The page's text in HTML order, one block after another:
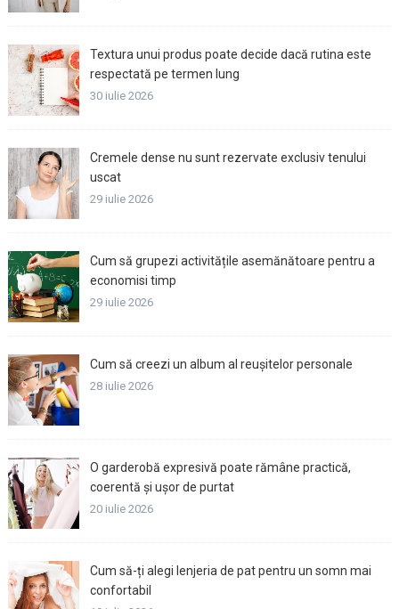
Textura unui produs poate decide dacă rutina este
respectată pe termen lung
30 iulie 2026
Cremele dense nu sunt rezervate exclusiv tenului
uscat
29 iulie 2026
Cum să grupezi activitățile asemănătoare pentru a
economisi timp
29 iulie 2026
Cum să creezi un album al reușitelor personale
28 iulie 2026
O garderobă expresivă poate rămâne practică,
coerentă și ușor de purtat
20 iulie 2026
Cum să-ți alegi lenjeria de pat pentru un somn mai
confortabil